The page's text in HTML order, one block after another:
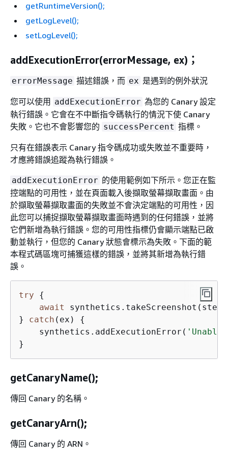
getRuntimeVersion();
getLogLevel();
setLogLevel();
addExecutionError(errorMessage, ex)；
errorMessage 描述錯誤，而 ex 是遇到的例外狀況
您可以使用 addExecutionError 為您的 Canary 設定
執行錯誤。它會在不中斷指令碼執行的情況下使 Canary
失敗。它也不會影響您的 successPercent 指標。
只有在錯誤表示 Canary 指令碼成功或失敗並不重要時，
才應將錯誤追蹤為執行錯誤。
addExecutionError 的使用範例如下所示。您正在監
控端點的可用性，並在頁面載入後擷取螢幕擷取畫面。由
於擷取螢幕擷取畫面的失敗並不會決定端點的可用性，因
此您可以捕捉擷取螢幕擷取畫面時遇到的任何錯誤，並將
它們新增為執行錯誤。您的可用性指標仍會顯示端點已啟
動並執行，但您的 Canary 狀態會標示為失敗。下面的範
本程式碼區塊可捕獲這樣的錯誤，並將其新增為執行錯
誤。
try
{
await
} catch (ex) {
    synthetics.addExecutionError(
}
getCanaryName();
傳回 Canary 的名稱。
getCanaryArn();
傳回 Canary 的 ARN。